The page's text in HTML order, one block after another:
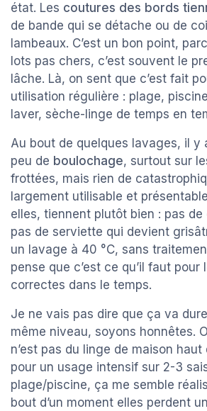
état. Les coutures des bords
de bande qui se détache ou de
lambeaux. C’est un bon point,
lots pas chers, c’est souvent le
lâche. Là, on sent que c’est fait
utilisation régulière : plage,
laver, sèche-linge de temps en
Au bout de quelques lavages, il y
peu de boulochage, surtout sur
frottées, mais rien de
largement utilisable et
elles, tiennent plutôt bien : pas
pas de serviette qui devient
un lavage à 40 °C, sans
pense que c’est ce qu’il faut pour
correctes dans le temps.
Je ne vais pas dire que ça va
même niveau, soyons honnêtes.
n’est pas du linge de maison
pour un usage intensif sur 2-3
plage/piscine, ça me semble
bout d’un moment elles perdent